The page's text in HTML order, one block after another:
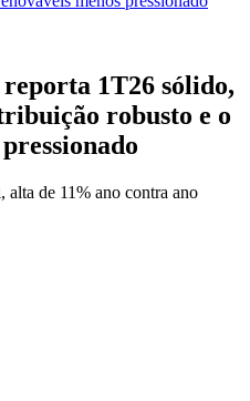
1T26 sólido,
robusto e o
de 11% ano contra ano